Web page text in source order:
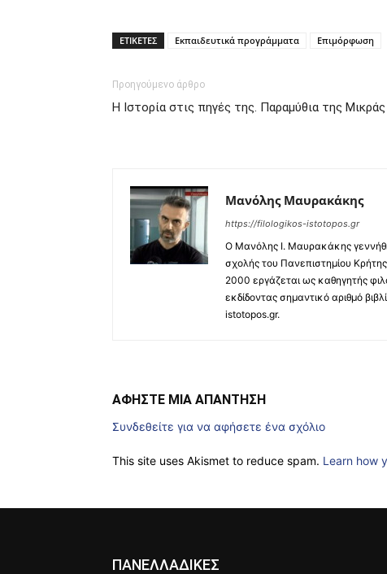
ΕΤΙΚΕΤΕΣ Εκπαιδευτικά προγράμματα Επιμόρφωση
Προηγούμενο άρθρο
Η Ιστορία στις πηγές της. Παραμύθια της
Μανόλης Μαυρακάκης
https://filologikos-istotopos.gr
Ο Μανόλης I. Μαυρακάκης
σχολής του Πανεπιστημίου
2000 εργάζεται ως καθηγητής
εκδίδοντας σημαντικό αριθμό
istotopos.gr.
ΑΦΗΣΤΕ ΜΙΑ ΑΠΑΝΤΗΣΗ
Συνδεθείτε για να αφήσετε ένα σχόλιο
This site uses Akismet to reduce spam. Learn how
ΠΑΝΕΛΛΑΔΙΚΕΣ